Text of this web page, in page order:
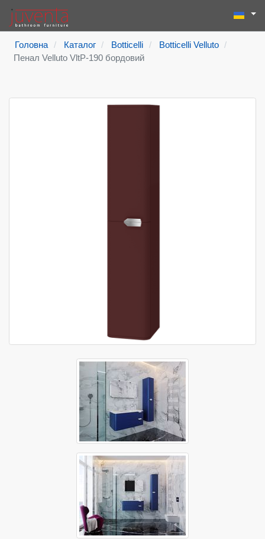
Пошук
Type 2 or
Головна Каталог Botticelli
Botticelli Velluto
Пенал Velluto VltP-190 бордовий